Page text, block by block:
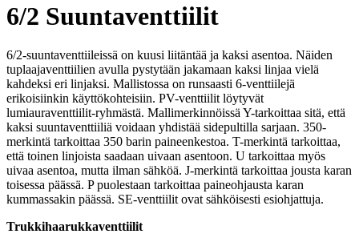
6/2 Suuntaventtiilit
6/2-suuntaventtiileissä on kuusi liitäntää ja kaksi asentoa. Näiden
tuplaajaventtiilien avulla pystytään jakamaan kaksi linjaa vielä
kahdeksi eri linjaksi. Mallistossa on runsaasti 6-venttiilejä
erikoisiinkin käyttökohteisiin. PV-venttiilit löytyvät
lumiauraventtiilit-ryhmästä. Mallimerkinnöissä Y-tarkoittaa sitä, että
kaksi suuntaventtiiliä voidaan yhdistää sidepultilla sarjaan. 350-
merkintä tarkoittaa 350 barin paineenkestoa. T-merkintä tarkoittaa,
että toinen linjoista saadaan uivaan asentoon. U tarkoittaa myös
uivaa asentoa, mutta ilman sähköä. J-merkintä tarkoittaa jousta karan
toisessa päässä. P puolestaan tarkoittaa paineohjausta karan
kummassakin päässä. SE-venttiilit ovat sähköisesti esiohjattuja.
Trukkihaarukkaventtiilit